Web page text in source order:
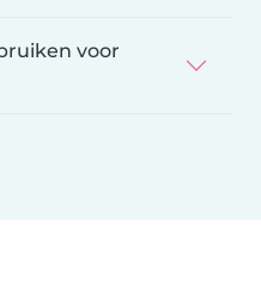
voor